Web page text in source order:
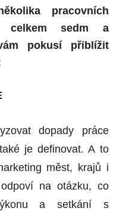
pracovních
celkem sedm a
pokusí přiblížit
dopady práce
je definovat. A to
měst, krajů i
na otázku, co
a setkání s